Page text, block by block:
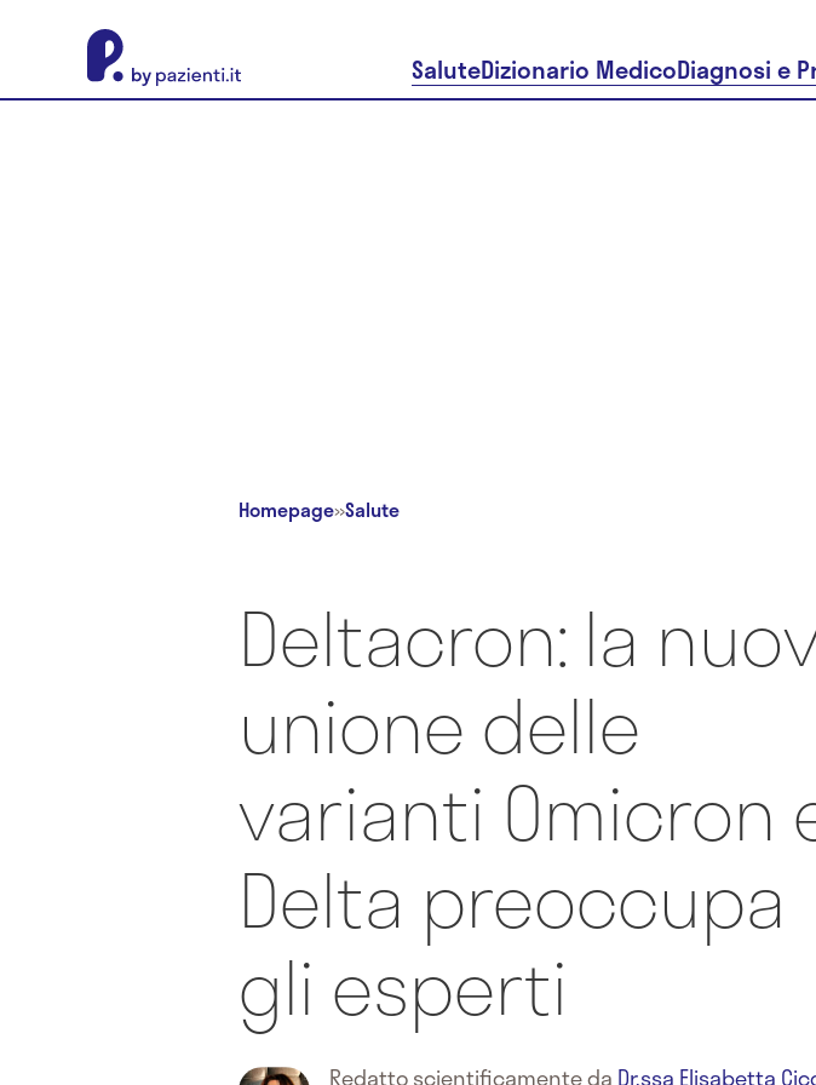
SaluteDizionario MedicoDiagnosi e
Homepage»Salute
Deltacron: la
unione delle
varianti Omicron
Delta preoccupa
gli esperti
Redatto scientificamente da Dr.ssa Elisabetta